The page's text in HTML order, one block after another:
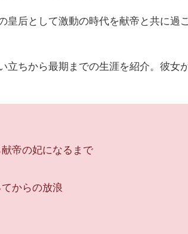
皇后として激動の時代を献帝と共に過
立ちから最期までの生涯を紹介。彼女
帝の妃になるまで
からの放浪